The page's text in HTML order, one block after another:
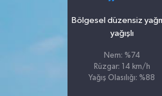
Bölgesel düzensiz
yağışlı
Nem: %74
Rüzgar: 14 km/h
Yağış Olasılığı: %88